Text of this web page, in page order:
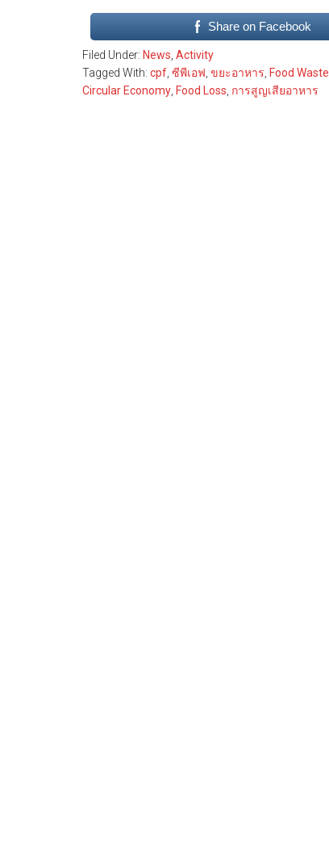
Share on Facebook
Filed Under: News Activity
Tagged With: cpf ซีพีเอฟ ขยะอาหาร Food Waste
Circular Economy Food Loss การสูญเสียอาหาร